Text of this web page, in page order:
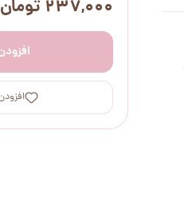
۲۳۷,۰۰۰ تومان